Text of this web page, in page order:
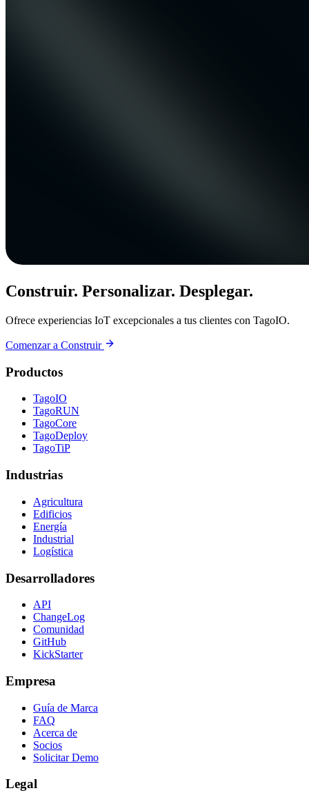
Construir. Personalizar. Desplegar.
Ofrece experiencias IoT excepcionales a tus clientes con TagoIO.
Comenzar a Construir
Productos
TagoIO
TagoRUN
TagoCore
TagoDeploy
TagoTiP
Industrias
Agricultura
Edificios
Energía
Industrial
Logística
Desarrolladores
API
ChangeLog
Comunidad
GitHub
KickStarter
Empresa
Guía de Marca
FAQ
Acerca de
Socios
Solicitar Demo
Legal